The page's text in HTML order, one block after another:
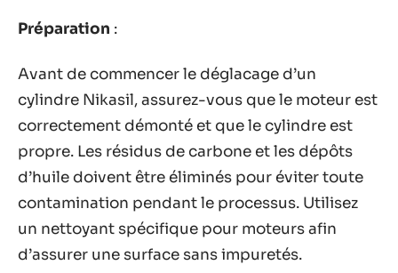
Préparation :
Avant de commencer le déglacage d’un
cylindre Nikasil, assurez-vous que le moteur est
correctement démonté et que le cylindre est
propre. Les résidus de carbone et les dépôts
d’huile doivent être éliminés pour éviter toute
contamination pendant le processus. Utilisez
un nettoyant spécifique pour moteurs afin
d’assurer une surface sans impuretés.